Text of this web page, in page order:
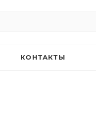
КОНТАКТЫ